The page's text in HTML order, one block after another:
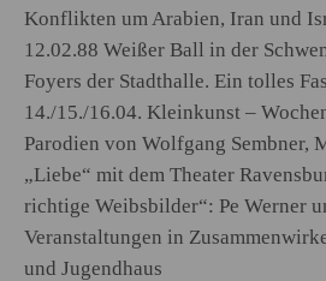
Konflikten um Arabien, Iran und
12.02.88 Weißer Ball in der
Foyers der Stadthalle. Ein tolles
14./15./16.04. Kleinkunst –
Parodien von Wolfgang Sembner,
„Liebe“ mit dem Theater
richtige Weibsbilder“: Pe Werner
Veranstaltungen in
und Jugendhaus